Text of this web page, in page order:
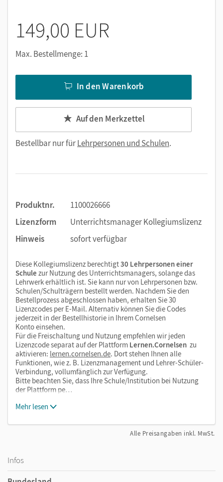
oder über die Cornelsen Lernen App.
149,00 EUR
Max. Bestellmenge: 1
In den Warenkorb
Auf den Merkzettel
Bestellbar nur fürLehrpersonen und Schulen.
Produktnr.
1100026666
Lizenzform
Unterrichtsmanager Kollegiumslizenz
Hinweis
sofort verfügbar
Diese Kollegiumslizenz berechtigt30 Lehrpersonen einer
Schule zur Nutzung des Unterrichtsmanagers, solange das
Lehrwerk erhältlich ist. Sie kann nur von Lehrpersonen bzw.
Schulen/Schulträgern bestellt werden. Nachdem Sie den
Bestellprozess abgeschlossen haben, erhalten Sie 30
Lizenzcodes per E-Mail. Alternativ können Sie die Codes
jederzeit in der Bestellhistorie in Ihrem Cornelsen
Konto einsehen.
Für die Freischaltung und Nutzung empfehlen wir jeden
Lizenzcode separat auf der Plattform Lernen.Cornelsen zu
aktivieren: lernen.cornelsen.de. Dort stehen Ihnen alle
Funktionen, wie z. B. Lizenzmanagement und Lehrer-Schüler-
Verbindung, vollumfänglich zur Verfügung.
Bitte beachten Sie, dass Ihre Schule/Institution bei Nutzung
der Plattform pe…
Mehr lesen
Alle Preisangaben inkl. MwSt.
Infos